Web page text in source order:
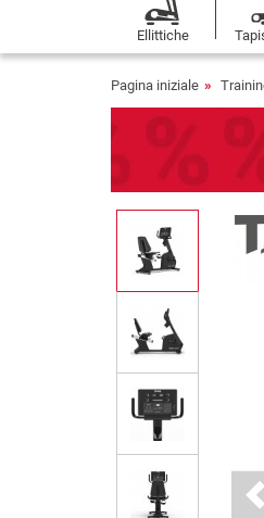
Ellittiche
Pagina iniziale